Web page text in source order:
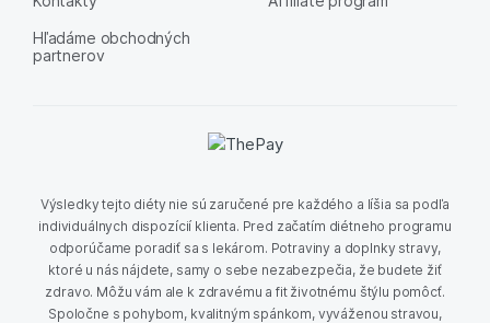
Hľadáme obchodných
partnerov
Výsledky tejto diéty nie sú zaručené pre každého a líšia sa podľa
individuálnych dispozícií klienta. Pred začatím diétneho programu
odporúčame poradiť sa s lekárom. Potraviny a doplnky stravy,
ktoré u nás nájdete, samy o sebe nezabezpečia, že budete žiť
zdravo. Môžu vám ale k zdravému a fit životnému štýlu pomôcť.
Spoločne s pohybom, kvalitným spánkom, vyváženou stravou,